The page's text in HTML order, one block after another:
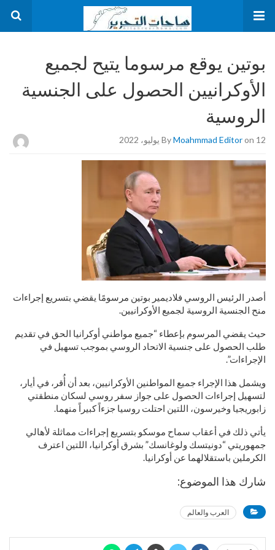
بوتين يوقع مرسوما يتيح لجميع
الأوكرانيين الحصول على الجنسية
الروسية
ByMoahmmad Editoron 12 يوليو، 2022
أصدر الرئيس الروسي فلاديمير بوتين مرسومًا يقضي بتسريع إجراءات
منح الجنسية الروسية لجميع الأوكرانيين.
حيث يقضي المرسوم بإعطاء “جميع مواطني أوكرانيا الحق في تقديم
طلب الحصول على جنسية الاتحاد الروسي بموجب تسهيل في
الإجراءات”.
ويشمل هذا الإجراء جميع المواطنين الأوكرانيين، بعد أن أُقر، في أيار،
لتسهيل إجراءات الحصول على جواز سفر روسي لسكان منطقتي
زابوريجيا وخيرسون، اللتين احتلت روسيا جزءاً كبيراً منهما.
يأتي ذلك في أعقاب سماح موسكو بتسريع إجراءات مماثلة لأهالي
جمهوريتي “دونيتسك ولوغانسك” بشرق أوكرانيا، اللتين اعترف
الكرملين باستقلالهما عن أوكرانيا.
شارك هذا الموضوع:
العرب والعالم